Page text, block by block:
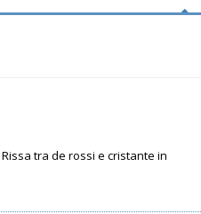
tra de rossi e cristante in